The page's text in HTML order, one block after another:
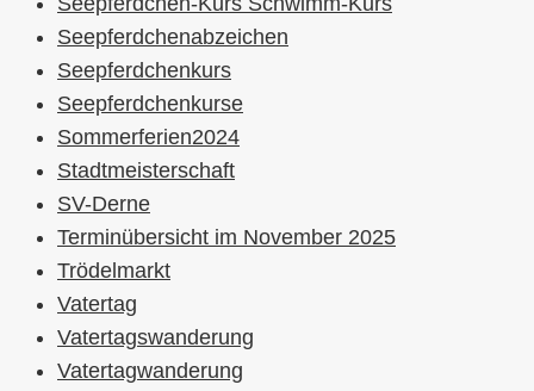
Seepferdchenabzeichen
Seepferdchenkurs
Seepferdchenkurse
Sommerferien2024
Stadtmeisterschaft
SV-Derne
Terminübersicht im November 2025
Trödelmarkt
Vatertag
Vatertagswanderung
Vatertagwanderung